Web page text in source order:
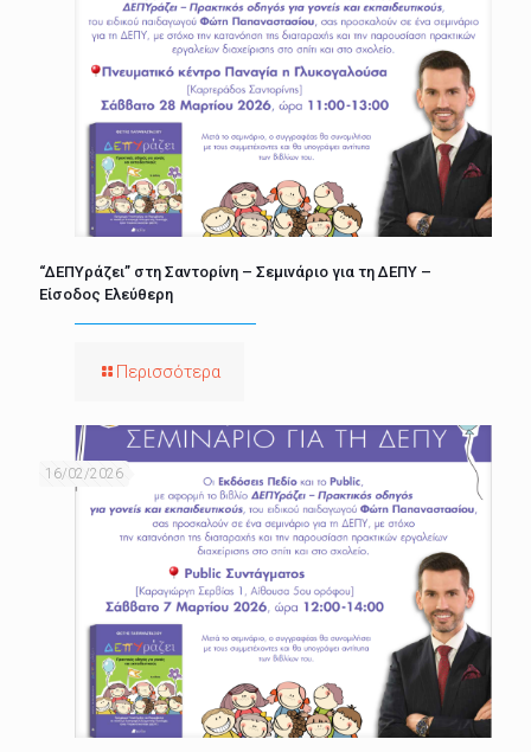
“ΔΕΠΥράζει” στη Σαντορίνη – Σεμινάριο για τη ΔΕΠΥ –
Είσοδος Ελεύθερη
Περισσότερα
16/02/2026